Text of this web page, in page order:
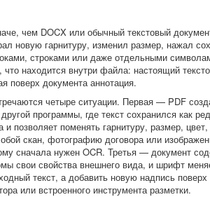
чем DOCX или обычный текстовый
новую гарнитуру, изменил размер, нажал
строками или даже отдельными
что находится внутри файла: настоящий
поверх документа аннотация.
четыре ситуации. Первая — PDF
программы, где текст сохранился как
и позволяет поменять гарнитуру, размер,
скан, фотографию договора или
сначала нужен OCR. Третья — документ
свои свойства внешнего вида, и шрифт
текст, а добавить новую надпись
или встроенного инструмента разметки.